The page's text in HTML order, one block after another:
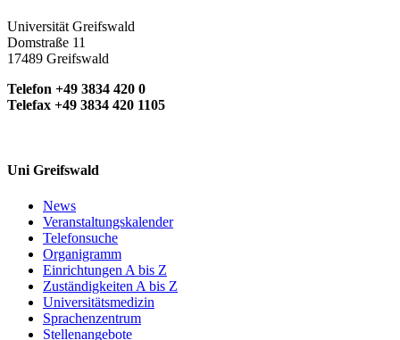
Universität Greifswald
Domstraße 11
17489 Greifswald
Telefon +49 3834 420 0
Telefax +49 3834 420 1105
Uni Greifswald
News
Veranstaltungskalender
Telefonsuche
Organigramm
Einrichtungen A bis Z
Zuständigkeiten A bis Z
Universitätsmedizin
Sprachenzentrum
Stellenangebote